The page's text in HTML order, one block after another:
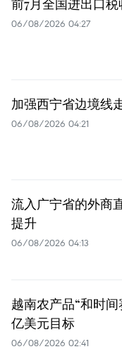
前7月全国进出口税
06/08/2026 04:27
加强西宁省边境线
06/08/2026 04:21
流入广宁省的外商
提升
06/08/2026 04:13
越南农产品“和时
亿美元目标
06/08/2026 02:41